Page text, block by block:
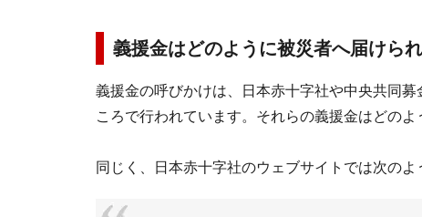
義援金はどのように被災者へ届けら
義援金の呼びかけは、日本赤十字社や中央共同
ころで行われています。それらの義援金はどのよ
同じく、日本赤十字社のウェブサイトでは次のよ